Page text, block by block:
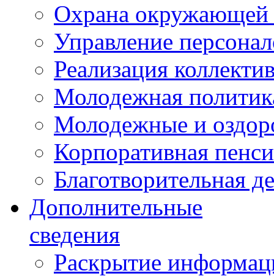
Охрана окружающей
Управление
Реализация
Молодежная
Молодежные и
Корпоративная
Благотворительная
Дополнительные
сведения
Раскрытие